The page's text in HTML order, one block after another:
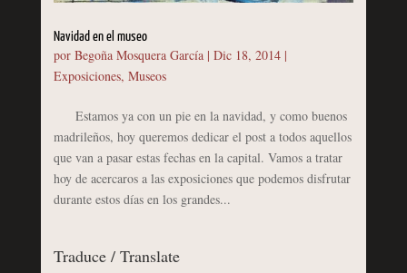
Navidad en el museo
por Begoña Mosquera García| Dic 18, 2014|
Exposiciones, Museos
Estamos ya con un pie en la navidad, y como buenos
madrileños, hoy queremos dedicar el post a todos aquellos
que van a pasar estas fechas en la capital. Vamos a tratar
hoy de acercaros a las exposiciones que podemos disfrutar
durante estos días en los grandes...
Traduce / Translate